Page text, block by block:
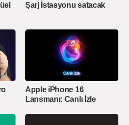
Şarj İstasyonu satacak
Apple iPhone 16
Lansmanı: Canlı İzle